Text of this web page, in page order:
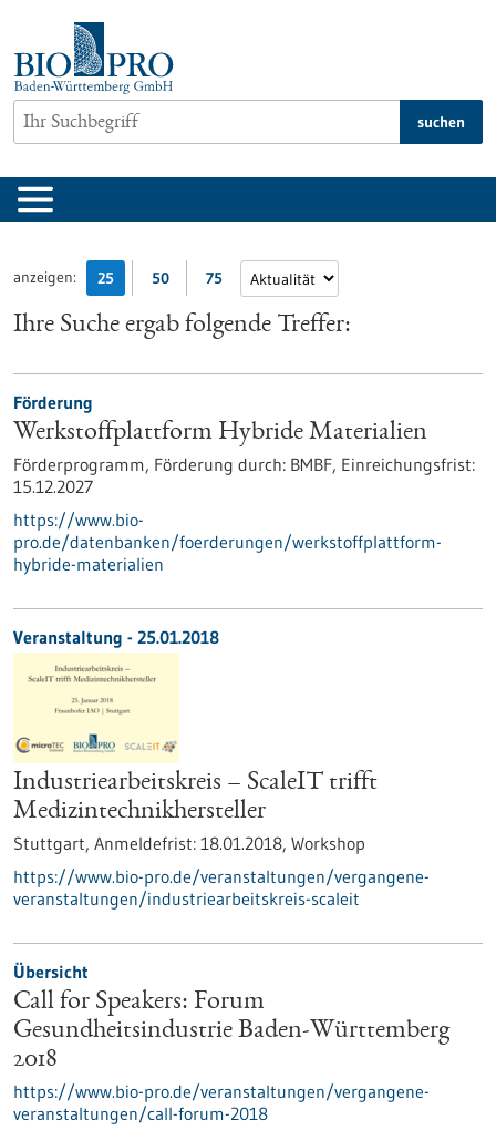
springen
suchen
anzeigen: 25 50 75
Ihre Suche ergab folgende Treffer:
Förderung
Werkstoffplattform Hybride Materialien
Förderprogramm, Förderung durch: BMBF, Einreichungsfrist:
15.12.2027
https://www.bio-
pro.de/datenbanken/foerderungen/werkstoffplattform-
hybride-materialien
Veranstaltung - 25.01.2018
Industriearbeitskreis – ScaleIT trifft
Medizintechnikhersteller
Stuttgart, Anmeldefrist: 18.01.2018, Workshop
https://www.bio-pro.de/veranstaltungen/vergangene-
veranstaltungen/industriearbeitskreis-scaleit
Übersicht
Call for Speakers: Forum
Gesundheitsindustrie Baden-Württemberg
2018
https://www.bio-pro.de/veranstaltungen/vergangene-
veranstaltungen/call-forum-2018